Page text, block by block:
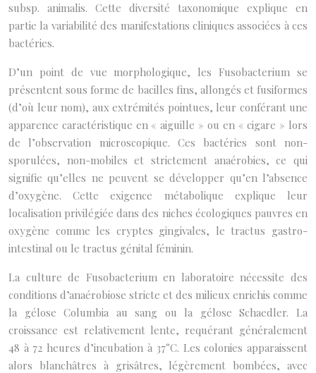
subsp. animalis. Cette diversité taxonomique explique en
partie la variabilité des manifestations cliniques associées à ces
bactéries.
D’un point de vue morphologique, les Fusobacterium se
présentent sous forme de bacilles fins, allongés et fusiformes
(d’où leur nom), aux extrémités pointues, leur conférant une
apparence caractéristique en « aiguille » ou en « cigare » lors
de l’observation microscopique. Ces bactéries sont non-
sporulées, non-mobiles et strictement anaérobies, ce qui
signifie qu’elles ne peuvent se développer qu’en l’absence
d’oxygène. Cette exigence métabolique explique leur
localisation privilégiée dans des niches écologiques pauvres en
oxygène comme les cryptes gingivales, le tractus gastro-
intestinal ou le tractus génital féminin.
La culture de Fusobacterium en laboratoire nécessite des
conditions d’anaérobiose stricte et des milieux enrichis comme
la gélose Columbia au sang ou la gélose Schaedler. La
croissance est relativement lente, requérant généralement
48 à 72 heures d’incubation à 37°C. Les colonies apparaissent
alors blanchâtres à grisâtres, légèrement bombées, avec